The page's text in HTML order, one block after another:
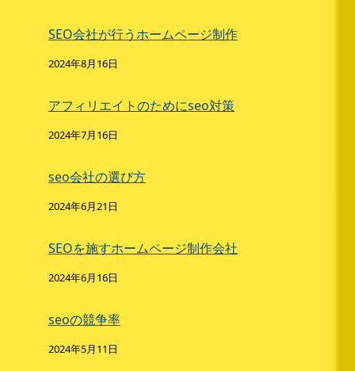
SEO会社が行うホームページ制作
2024年8月16日
アフィリエイトのためにseo対策
2024年7月16日
seo会社の選び方
2024年6月21日
SEOを施すホームページ制作会社
2024年6月16日
seoの競争率
2024年5月11日